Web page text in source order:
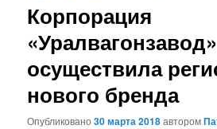
Корпорация
«Уралвагонзавод»
осуществила
нового бренда
Опубликовано30 марта 2018автором